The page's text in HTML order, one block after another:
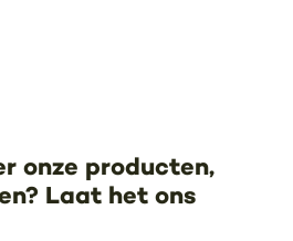
onze producten,
Laat het ons